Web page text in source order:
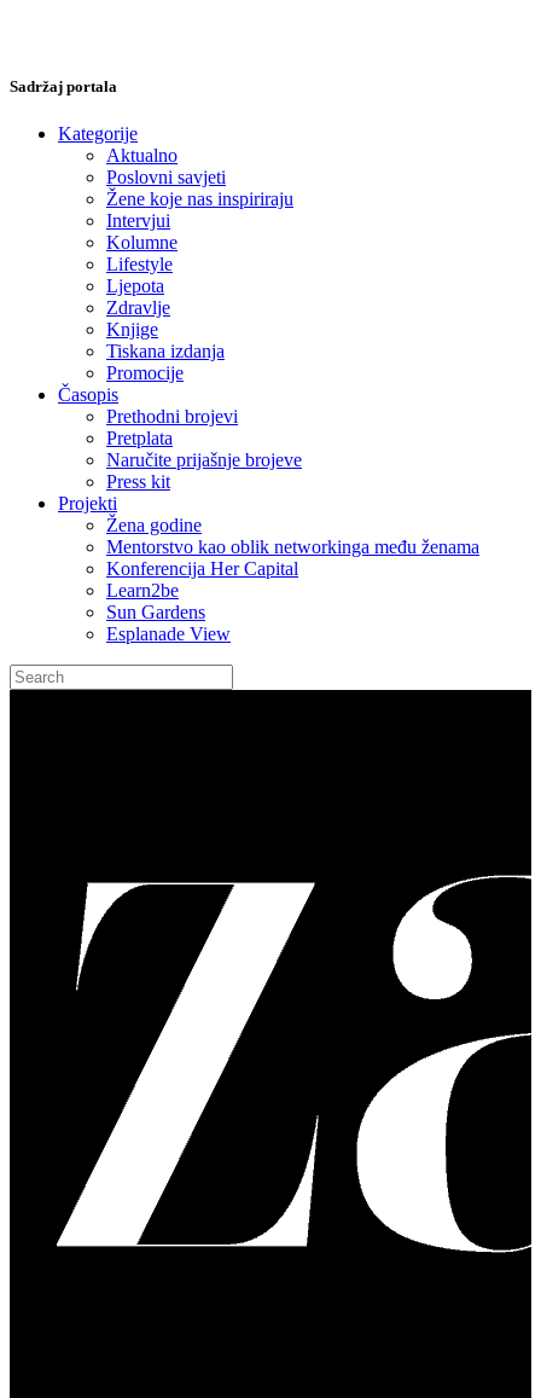
Sadržaj portala
Kategorije
Aktualno
Poslovni savjeti
Žene koje nas inspiriraju
Intervjui
Kolumne
Lifestyle
Ljepota
Zdravlje
Knjige
Tiskana izdanja
Promocije
Časopis
Prethodni brojevi
Pretplata
Naručite prijašnje brojeve
Press kit
Projekti
Žena godine
Mentorstvo kao oblik networkinga među ženama
Konferencija Her Capital
Learn2be
Sun Gardens
Esplanade View